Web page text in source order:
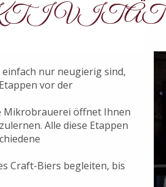
nur neugierig sind,
vor der
Mikrobrauerei öffnet Ihnen
Alle diese Etappen
Craft-Biers begleiten, bis